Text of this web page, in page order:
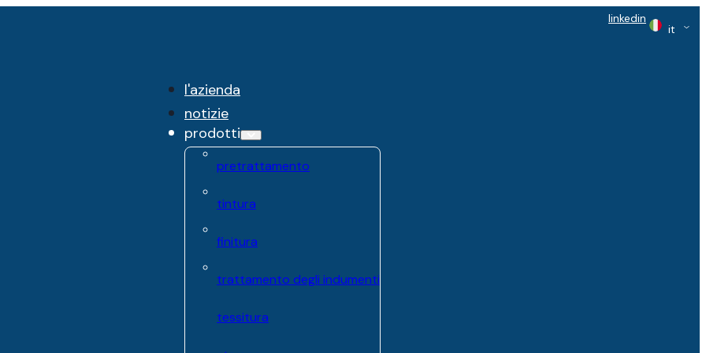
linkedin
it
l'azienda
notizie
prodotti
pretrattamento
tintura
finitura
trattamento degli indumenti
tessitura